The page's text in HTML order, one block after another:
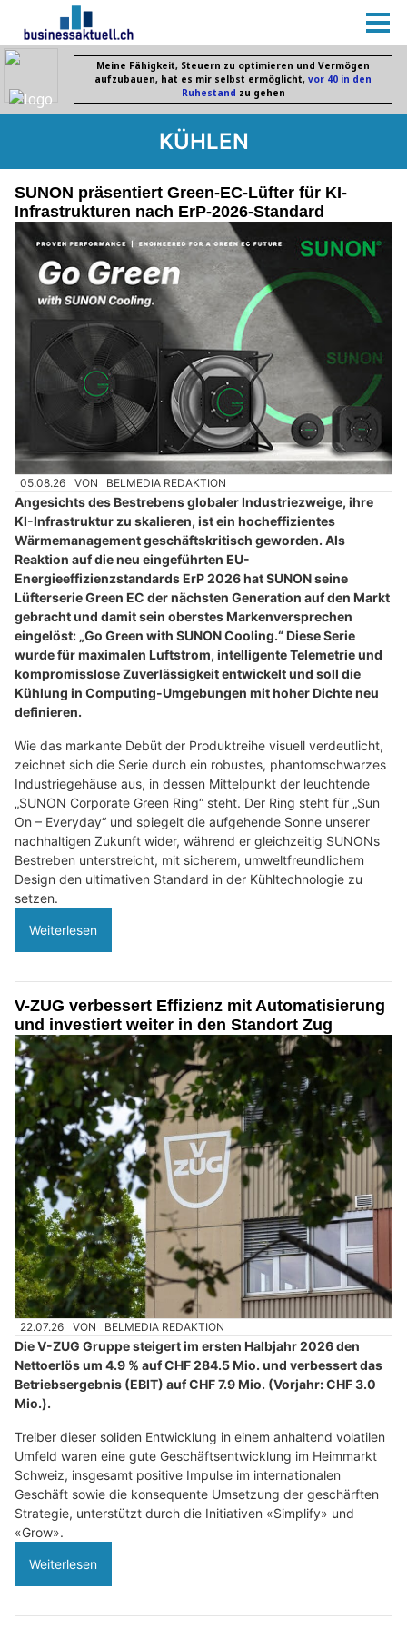
KÜHLEN
SUNON präsentiert Green-EC-Lüfter für KI-
Infrastrukturen nach ErP-2026-Standard
05.08.26 VON BELMEDIA REDAKTION
Angesichts des Bestrebens globaler Industriezweige, ihre
KI-Infrastruktur zu skalieren, ist ein hocheffizientes
Wärmemanagement geschäftskritisch geworden. Als
Reaktion auf die neu eingeführten EU-
Energieeffizienzstandards ErP 2026 hat SUNON seine
Lüfterserie Green EC der nächsten Generation auf den Markt
gebracht und damit sein oberstes Markenversprechen
eingelöst: „Go Green with SUNON Cooling.“ Diese Serie
wurde für maximalen Luftstrom, intelligente Telemetrie und
kompromisslose Zuverlässigkeit entwickelt und soll die
Kühlung in Computing-Umgebungen mit hoher Dichte neu
definieren.
Wie das markante Debüt der Produktreihe visuell verdeutlicht,
zeichnet sich die Serie durch ein robustes, phantomschwarzes
Industriegehäuse aus, in dessen Mittelpunkt der leuchtende
„SUNON Corporate Green Ring“ steht. Der Ring steht für „Sun
On – Everyday“ und spiegelt die aufgehende Sonne unserer
nachhaltigen Zukunft wider, während er gleichzeitig SUNONs
Bestreben unterstreicht, mit sicherem, umweltfreundlichem
Design den ultimativen Standard in der Kühltechnologie zu
setzen.
Weiterlesen
V-ZUG verbessert Effizienz mit Automatisierung
und investiert weiter in den Standort Zug
22.07.26 VON BELMEDIA REDAKTION
Die V-ZUG Gruppe steigert im ersten Halbjahr 2026 den
Nettoerlös um 4.9 % auf CHF 284.5 Mio. und verbessert das
Betriebsergebnis (EBIT) auf CHF 7.9 Mio. (Vorjahr: CHF 3.0
Mio.).
Treiber dieser soliden Entwicklung in einem anhaltend volatilen
Umfeld waren eine gute Geschäftsentwicklung im Heimmarkt
Schweiz, insgesamt positive Impulse im internationalen
Geschäft sowie die konsequente Umsetzung der geschärften
Strategie, unterstützt durch die Initiativen «Simplify» und
«Grow».
Weiterlesen